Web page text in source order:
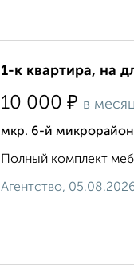
1-к квартира, на
10 000 ₽ в
мкр. 6-й
Полный комплект
Агентство,